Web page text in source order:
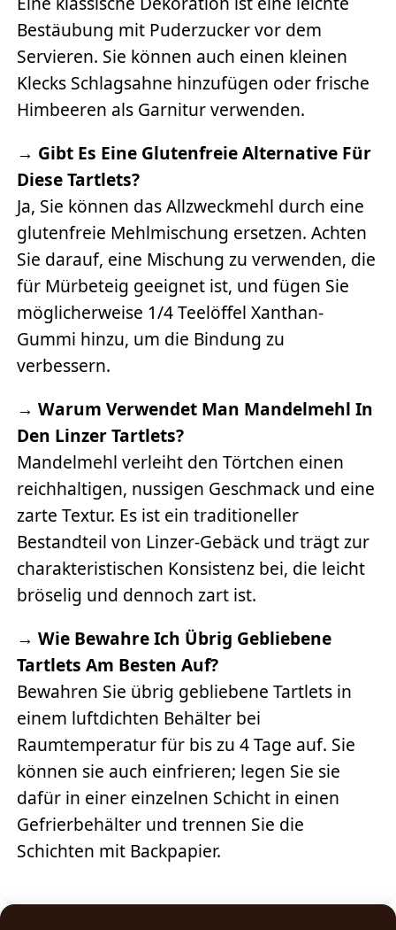
Bestäubung mit Puderzucker vor dem
Servieren. Sie können auch einen kleinen
Klecks Schlagsahne hinzufügen oder frische
Himbeeren als Garnitur verwenden.
→ Gibt Es Eine Glutenfreie Alternative Für
Diese Tartlets?
Ja, Sie können das Allzweckmehl durch eine
glutenfreie Mehlmischung ersetzen. Achten
Sie darauf, eine Mischung zu verwenden, die
für Mürbeteig geeignet ist, und fügen Sie
möglicherweise 1/4 Teelöffel Xanthan-
Gummi hinzu, um die Bindung zu
verbessern.
→Warum Verwendet Man Mandelmehl In
Den Linzer Tartlets?
Mandelmehl verleiht den Törtchen einen
reichhaltigen, nussigen Geschmack und eine
zarte Textur. Es ist ein traditioneller
Bestandteil von Linzer-Gebäck und trägt zur
charakteristischen Konsistenz bei, die leicht
bröselig und dennoch zart ist.
→Wie Bewahre Ich Übrig Gebliebene
Tartlets Am Besten Auf?
Bewahren Sie übrig gebliebene Tartlets in
einem luftdichten Behälter bei
Raumtemperatur für bis zu 4 Tage auf. Sie
können sie auch einfrieren; legen Sie sie
dafür in einer einzelnen Schicht in einen
Gefrierbehälter und trennen Sie die
Schichten mit Backpapier.